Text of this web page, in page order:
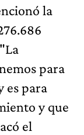
la
para
es para
y que
el